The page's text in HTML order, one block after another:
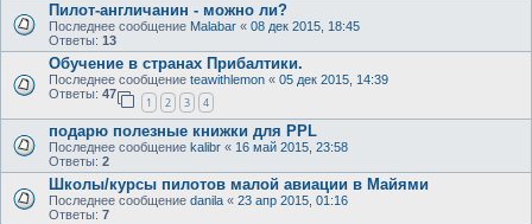
Пилот-англичанин - можно ли?
Последнее сообщение Malabar « 08 дек 2015, 18:45
Ответы: 13
Обучение в странах Прибалтики.
Последнее сообщение teawithlemon « 05 дек 2015, 14:39
Ответы: 47
1 2 3 4
подарю полезные книжки для PPL
Последнее сообщение kalibr « 16 май 2015, 23:58
Ответы: 2
Школы/курсы пилотов малой авиации в Майями
Последнее сообщение danila « 23 апр 2015, 01:16
Ответы: 7